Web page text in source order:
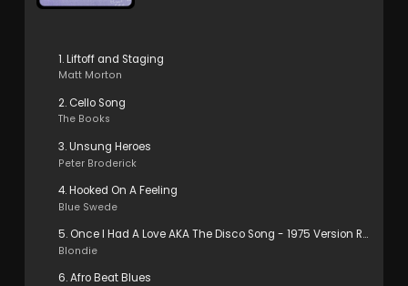
1. Liftoff and Staging
Matt Morton
2. Cello Song
The Books
3. Unsung Heroes
Peter Broderick
4. Hooked On A Feeling
Blue Swede
5. Once I Had A Love AKA The Disco Song - 1975 Version Remastered 2001
Blondie
6. Afro Beat Blues